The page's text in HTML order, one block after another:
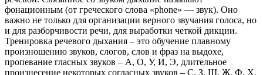
фонационным (от греческого слова «phone» — звук). Оно
важно не только для организации верного звучания голоса, но
и для разборчивости речи, для выработки четкой дикции.
Тренировка речевого дыхания – это обучение плавному
произношению звуков, слогов, слов и фраз на выдохе,
пропевание гласных звуков – А, О, У, И, Э, длительное
произнесение некоторых согласных звуков – С, З, Ш, Ж, Ф, Х.